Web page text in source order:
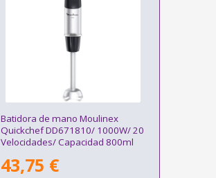
Batidora de mano Moulinex
Quickchef DD671810/ 1000W/ 20
Velocidades/ Capacidad 800ml
43,75 €